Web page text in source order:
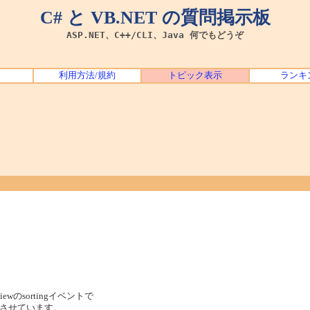
C# と VB.NET の質問掲示板
ASP.NET、C++/CLI、Java 何でもどうぞ
利用方法/規約 トピック表示 ランキ
のsortingイベントで
せています。